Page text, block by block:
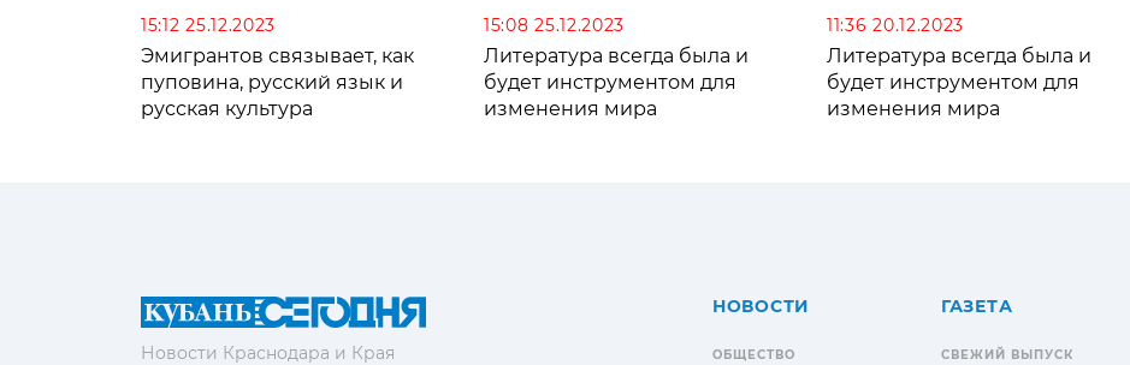
15:12 25.12.2023
Эмигрантов связывает, как
пуповина, русский язык и
русская культура
15:08 25.12.2023
Литература всегда была и
будет инструментом для
изменения мира
11:36 20.12.2023
Литература всегда была и
будет инструментом для
изменения мира
Новости Краснодара и Края
НОВОСТИ
ОБЩЕСТВО
ГАЗЕТА
СВЕЖИЙ ВЫПУСК